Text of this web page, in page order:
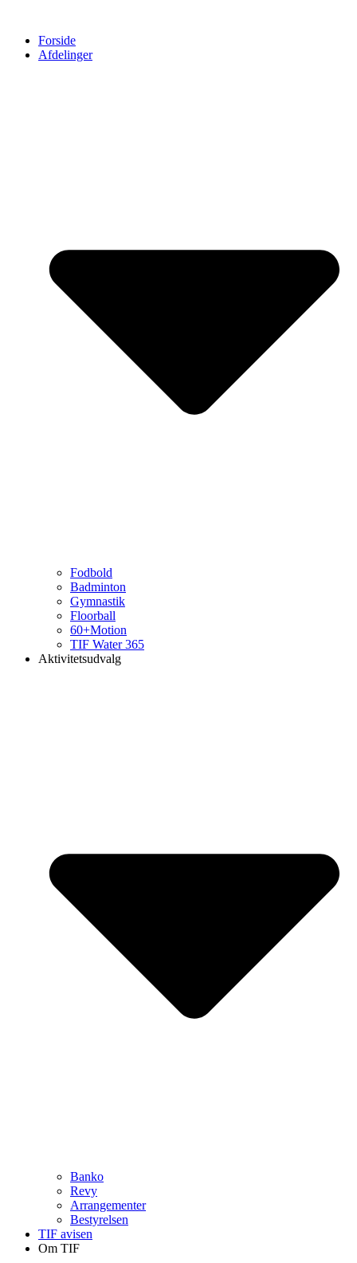
Forside
Afdelinger
Fodbold
Badminton
Gymnastik
Floorball
60+Motion
TIF Water 365
Aktivitetsudvalg
Banko
Revy
Arrangementer
Bestyrelsen
TIF avisen
Om TIF